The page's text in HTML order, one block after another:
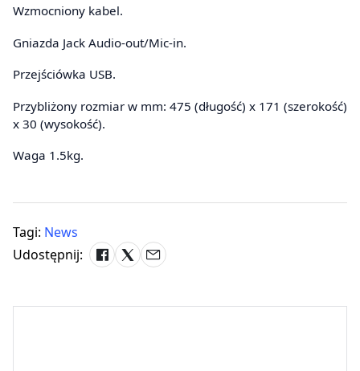
Wzmocniony kabel.
Gniazda Jack Audio-out/Mic-in.
Przejściówka USB.
Przybliżony rozmiar w mm: 475 (długość) x 171 (szerokość)
x 30 (wysokość).
Waga 1.5kg.
Tagi: News
Udostępnij: